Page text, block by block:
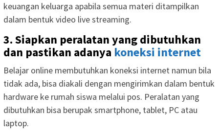
keuangan keluarga apabila semua materi ditampilkan
dalam bentuk video live streaming.
3. Siapkan peralatan yang dibutuhkan
dan pastikan adanya koneksi internet
Belajar online membutuhkan koneksi internet namun bila
tidak ada, bisa diakali dengan mengirimkan dalam bentuk
hardware ke rumah siswa melalui pos. Peralatan yang
dibutuhkan bisa berupak smartphone, tablet, PC atau
laptop.